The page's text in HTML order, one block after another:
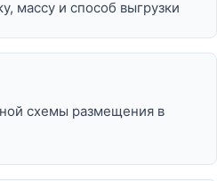
массу и способ выгрузки
схемы размещения в